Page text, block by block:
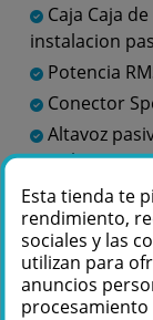
Caja Caja
instalacion
Potencia
Conector
Altavoz
instalaciones
Esta tienda te
rendimiento,
sociales y las
utilizan para
anuncios